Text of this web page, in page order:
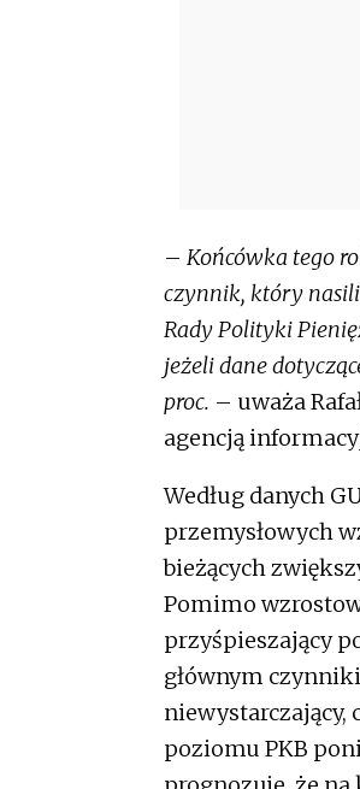
– Końcówka tego
czynnik, który
Rady Polityki
jeżeli dane
proc. – uważa
agencją
Według danych
przemysłowych
bieżących
Pomimo
przyśpieszający
głównym
niewystarczający,
poziomu PKB